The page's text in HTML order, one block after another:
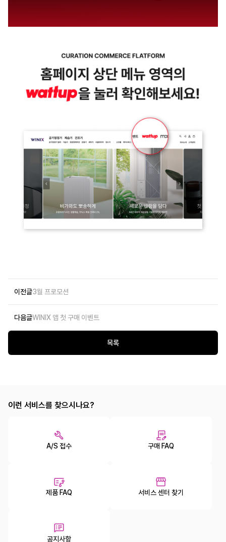
이전글3월 프로모션
다음글WINIX 앱 첫 구매 이벤트
목록
이런 서비스를 찾으시나요?
A/S 접수 구매 FAQ
제품 FAQ 서비스 센터 찾기
공지사항